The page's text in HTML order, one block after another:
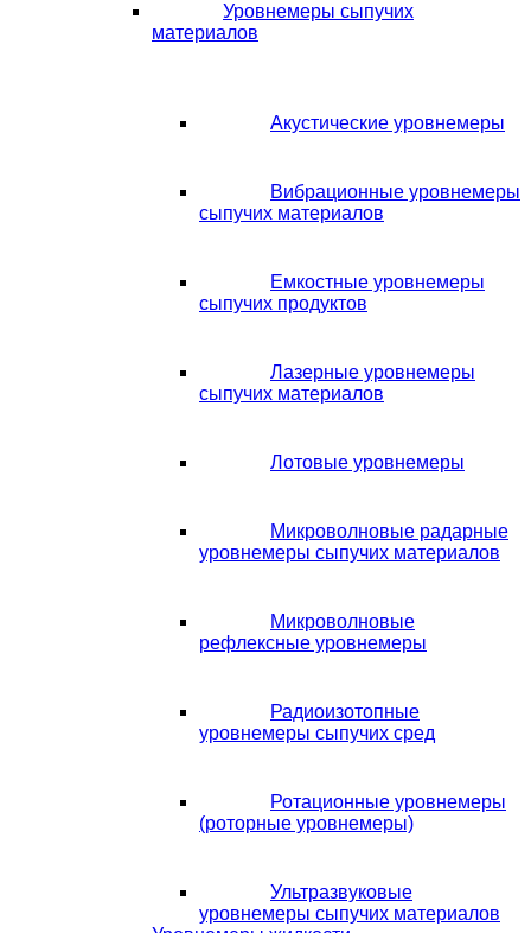
Уровнемеры сыпучих
материалов
Акустические уровнемеры
Вибрационные уровнемеры
сыпучих материалов
Емкостные уровнемеры
сыпучих продуктов
Лазерные уровнемеры
сыпучих материалов
Лотовые уровнемеры
Микроволновые радарные
уровнемеры сыпучих материалов
Микроволновые
рефлексные уровнемеры
Радиоизотопные
уровнемеры сыпучих сред
Ротационные уровнемеры
(роторные уровнемеры)
Ультразвуковые
уровнемеры сыпучих материалов